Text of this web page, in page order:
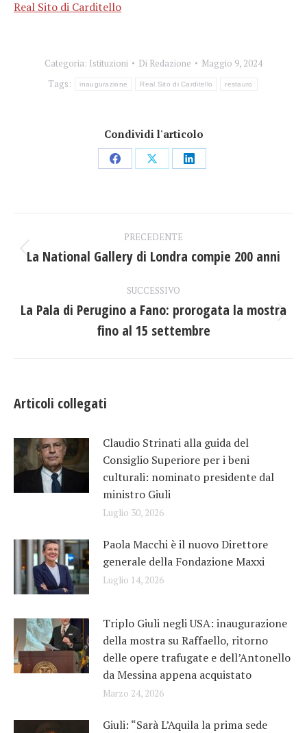
Real Sito di Carditello
Categoria: Istituzioni Di Redazione
Maggio 9, 2024
Tags:
inaugurazione Real Sito di Carditello restauro
Condividi l'articolo
CondividiCondividiCondividi
tra
post
PRECEDENTE
Post
La National Gallery di Londra compie 200 anni
SUCCESSIVO
Prossimo
post:
La Pala di Perugino a Fano: prorogata la mostra
fino al 15 settembre
Articoli collegati
Claudio Strinati alla guida del
Consiglio Superiore per i beni
culturali: nominato presidente dal
ministro Giuli
Luglio 30, 2026
Paola Macchi è il nuovo Direttore
generale della Fondazione Maxxi
Luglio 14, 2026
Triplo Giuli negli USA: inaugurazione
della mostra su Raffaello, ritorno
delle opere trafugate e dell’Antonello
da Messina appena acquistato
Marzo 24, 2026
Giuli: “Sarà L’Aquila la prima sede